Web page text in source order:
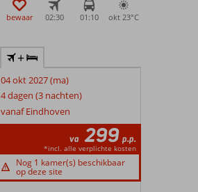
bewaar 02:30 01:10 okt 23°C
+
04 okt 2027 (ma)
4 dagen (3 nachten)
vanaf Eindhoven
va 299 p.p.
*incl. alle verplichte kosten
Nog 1 kamer(s) beschikbaar
op deze site